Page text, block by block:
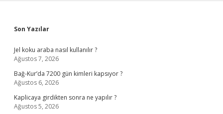
Sidebar
Son Yazılar
Jel koku araba nasıl kullanılır ?
Ağustos 7, 2026
Bağ-Kur’da 7200 gün kimleri kapsıyor ?
Ağustos 6, 2026
Kaplicaya girdikten sonra ne yapılır ?
Ağustos 5, 2026